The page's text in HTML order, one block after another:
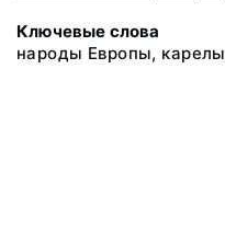
Ключевые слова
народы Европы, карелы